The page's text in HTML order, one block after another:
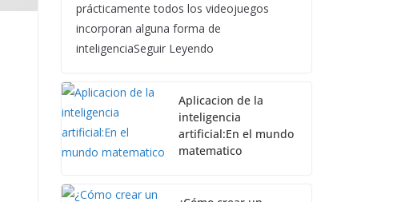
prácticamente todos los videojuegos
incorporan alguna forma de
inteligenciaSeguir Leyendo
Aplicacion de la
inteligencia
artificial:En el mundo
matematico